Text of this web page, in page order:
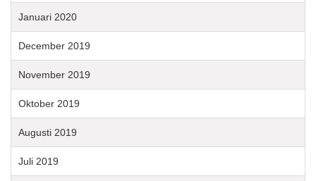
Januari 2020
December 2019
November 2019
Oktober 2019
Augusti 2019
Juli 2019